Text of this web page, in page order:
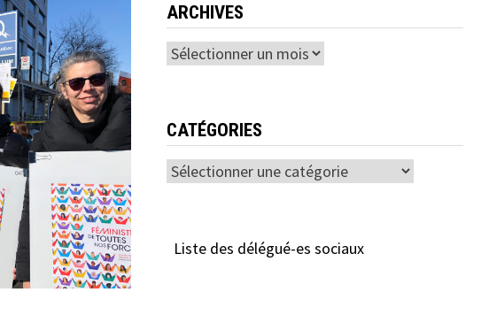
ARCHIVES
Archives
CATÉGORIES
Catégories
Liste des délégué-es sociaux